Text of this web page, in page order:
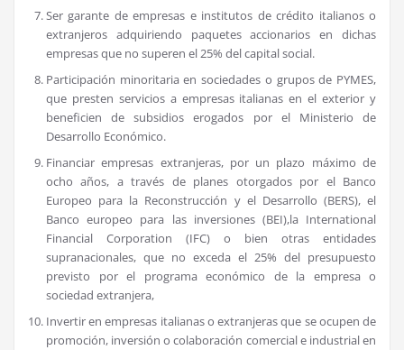
Ser garante de empresas e institutos de crédito italianos o
extranjeros adquiriendo paquetes accionarios en dichas
empresas que no superen el 25% del capital social.
Participación minoritaria en sociedades o grupos de PYMES,
que presten servicios a empresas italianas en el exterior y
beneficien de subsidios erogados por el Ministerio de
Desarrollo Económico.
Financiar empresas extranjeras, por un plazo máximo de
ocho años, a través de planes otorgados por el Banco
Europeo para la Reconstrucción y el Desarrollo (BERS), el
Banco europeo para las inversiones (BEI),la International
Financial Corporation (IFC) o bien otras entidades
supranacionales, que no exceda el 25% del presupuesto
previsto por el programa económico de la empresa o
sociedad extranjera,
Invertir en empresas italianas o extranjeras que se ocupen de
promoción, inversión o colaboración comercial e industrial en